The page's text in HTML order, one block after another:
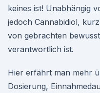
keines ist! Unabhängig
jedoch Cannabidiol,
von gebrachten
verantwortlich ist.
Hier erfährt man mehr
Dosierung,